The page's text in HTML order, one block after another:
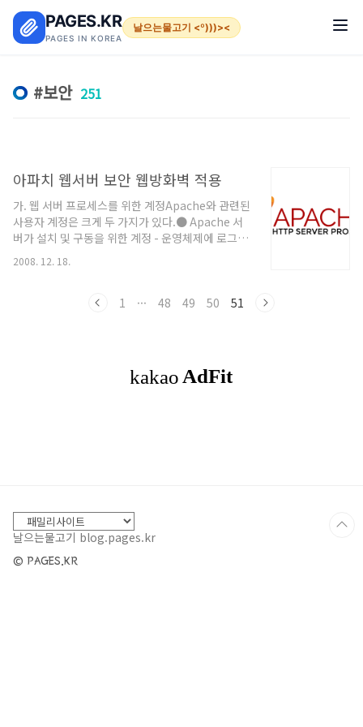
PAGES.KR
PAGES IN KOREA
날으는물고기 <º)))><
보안 251
아파치 웹서버 보안 웹방화벽 적용
가. 웹 서버 프로세스를 위한 계정Apache와 관련된
사용자 계정은 크게 두 가지가 있다.● Apache 서
버가 설치 및 구동을 위한 계정 - 운영체제에 로그인
하여 Apache를 설치하고, 웹서버를 시작/종료 시
키는 계정※ 웹 서비스를 위한 포트로 1024번 미만
이 root이어야 한다.● 웹 서버 프로세스를 위한 계
그인할 수 없는 계정 즉, 쉘(shell)이 없는 계정으로
설정하여야 한다. 일반적으로는 사용자 ID와 그룹으
2008. 12. 18.
1 ··· 48 49 50 51
날으는물고기 blog.pages.kr
© PAGES.KR